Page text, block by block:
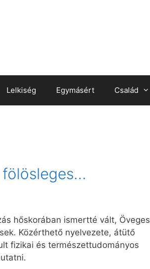
Lelkiség Egymásért Család
fölösleges…
hőskorában ismertté vált, Öveges
Közérthető nyelvezete, átütő
fizikai és természettudományos